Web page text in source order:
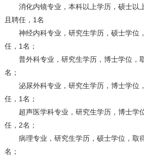
消化内镜专业，本科以上学历，硕士以
且聘任，1名
神经内科专业，研究生学历，硕士学位
任，1名；
普外科专业，研究生学历，博士学位，
名；
泌尿外科专业，研究生学历，博士学位
任，1名；
超声医学科专业，研究生学历，博士学
任，2名；
病理专业，研究生学历，硕士学位，取
名；